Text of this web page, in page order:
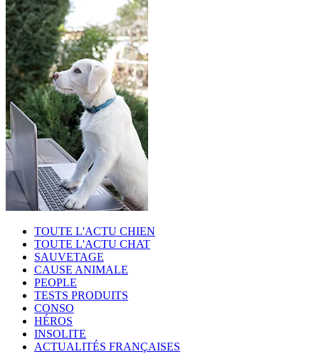
TOUTE L'ACTU CHIEN
TOUTE L'ACTU CHAT
SAUVETAGE
CAUSE ANIMALE
PEOPLE
TESTS PRODUITS
CONSO
HÉROS
INSOLITE
ACTUALITÉS FRANÇAISES